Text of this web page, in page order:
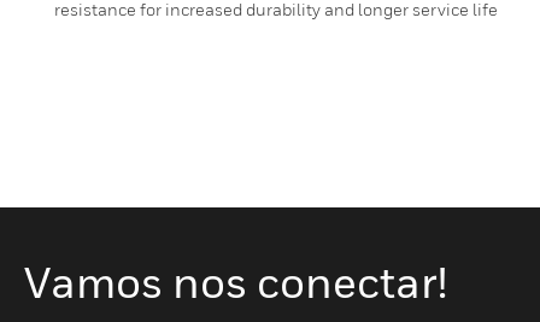
resistance for increased durability and longer service life
Vamos nos conectar!